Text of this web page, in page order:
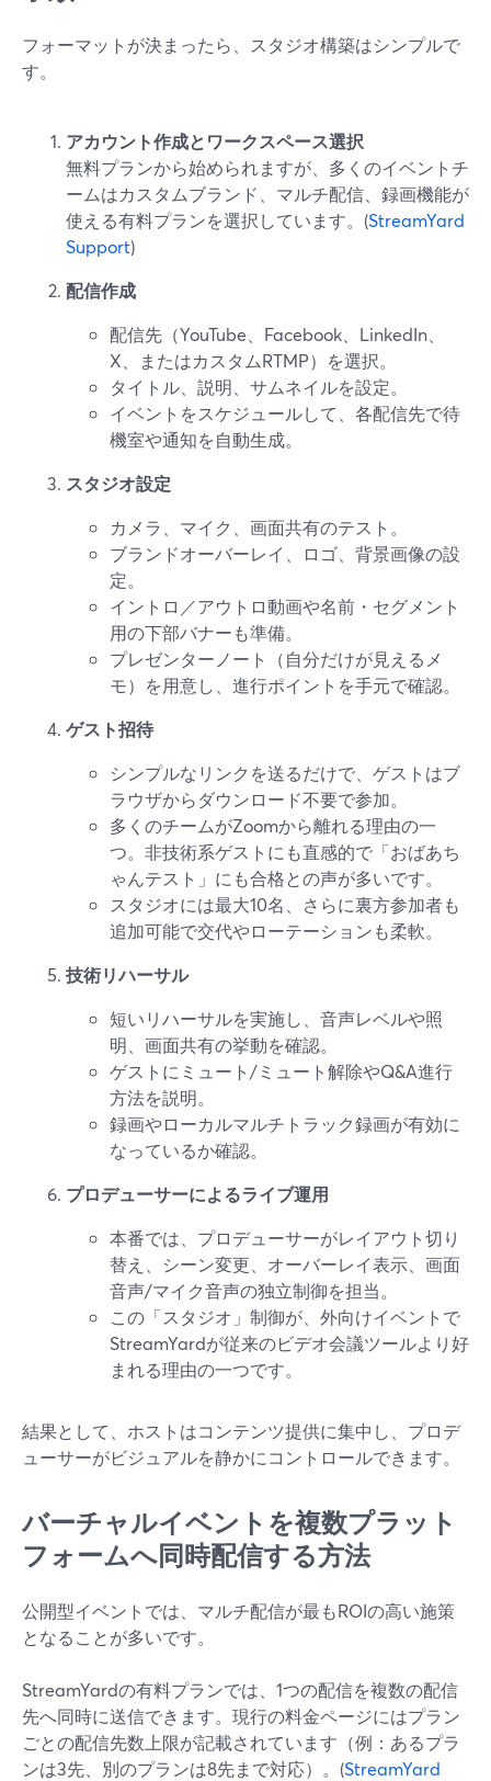
フォーマットが決まったら、スタジオ構築はシンプルで
す。
アカウント作成とワークスペース選択
無料プランから始められますが、多くのイベントチ
ームはカスタムブランド、マルチ配信、録画機能が
使える有料プランを選択しています。(StreamYard
Support)
配信作成
配信先（YouTube、Facebook、LinkedIn、
X、またはカスタムRTMP）を選択。
タイトル、説明、サムネイルを設定。
イベントをスケジュールして、各配信先で待
機室や通知を自動生成。
スタジオ設定
カメラ、マイク、画面共有のテスト。
ブランドオーバーレイ、ロゴ、背景画像の設
定。
イントロ／アウトロ動画や名前・セグメント
用の下部バナーも準備。
プレゼンターノート（自分だけが見えるメ
モ）を用意し、進行ポイントを手元で確認。
ゲスト招待
シンプルなリンクを送るだけで、ゲストはブ
ラウザからダウンロード不要で参加。
多くのチームがZoomから離れる理由の一
つ。非技術系ゲストにも直感的で「おばあち
ゃんテスト」にも合格との声が多いです。
スタジオには最大10名、さらに裏方参加者も
追加可能で交代やローテーションも柔軟。
技術リハーサル
短いリハーサルを実施し、音声レベルや照
明、画面共有の挙動を確認。
ゲストにミュート/ミュート解除やQ&A進行
方法を説明。
録画やローカルマルチトラック録画が有効に
なっているか確認。
プロデューサーによるライブ運用
本番では、プロデューサーがレイアウト切り
替え、シーン変更、オーバーレイ表示、画面
音声/マイク音声の独立制御を担当。
この「スタジオ」制御が、外向けイベントで
StreamYardが従来のビデオ会議ツールより好
まれる理由の一つです。
結果として、ホストはコンテンツ提供に集中し、プロデ
ューサーがビジュアルを静かにコントロールできます。
バーチャルイベントを複数プラット
フォームへ同時配信する方法
公開型イベントでは、マルチ配信が最もROIの高い施策
となることが多いです。
StreamYardの有料プランでは、1つの配信を複数の配信
先へ同時に送信できます。現行の料金ページにはプラン
ごとの配信先数上限が記載されています（例：あるプラ
ンは3先、別のプランは8先まで対応）。(StreamYard